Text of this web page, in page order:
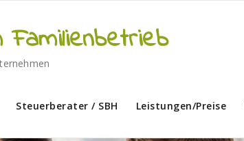
Familienbetrieb
Steuerberater / SBH Leistungen/Preise